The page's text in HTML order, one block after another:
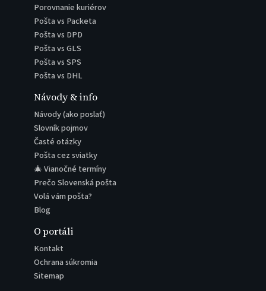
Porovnanie kuriérov
Pošta vs Packeta
Pošta vs DPD
Pošta vs GLS
Pošta vs SPS
Pošta vs DHL
Návody & info
Návody (ako poslať)
Slovník pojmov
Časté otázky
Pošta cez sviatky
🎄 Vianočné termíny
Prečo Slovenská pošta
Volá vám pošta?
Blog
O portáli
Kontakt
Ochrana súkromia
Sitemap